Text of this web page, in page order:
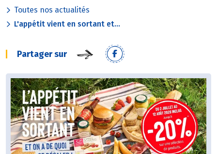
Toutes nos actualités
L'appétit vient en sortant et...
Partager sur